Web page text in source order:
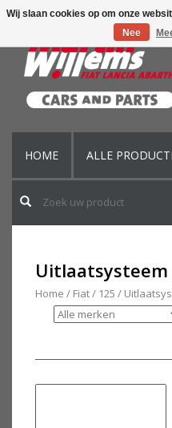
HOME ALLE
Uitlaatsysteem
Home / Fiat/ 125 /
Wij slaan cookies op om onze
Nee